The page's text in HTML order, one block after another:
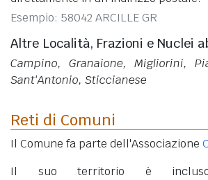
Esempio: 58042 ARCILLE GR
Altre Località, Frazioni e Nuclei
Campino, Granaione, Migliorini,
Sant'Antonio, Sticcianese
Reti di Comuni
Il Comune fa parte dell'Associazione
Il suo territorio è incluso